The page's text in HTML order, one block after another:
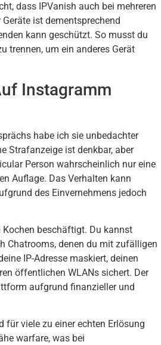
dass IPVanish auch bei mehreren
ist dementsprechend
kann geschützt. So musst du
trennen, um ein anderes Gerät
Instagramm
habe ich sie unbedachter
Strafanzeige ist denkbar, aber
Person wahrscheinlich nur eine
Auflage. Das Verhalten kann
des Einvernehmens jedoch
Kochen beschäftigt. Du kannst
Chatrooms, denen du mit zufälligen
IP-Adresse maskiert, deinen
öffentlichen WLANs sichert. Der
aufgrund finanzieller und
für viele zu einer echten Erlösung
warfare, was bei